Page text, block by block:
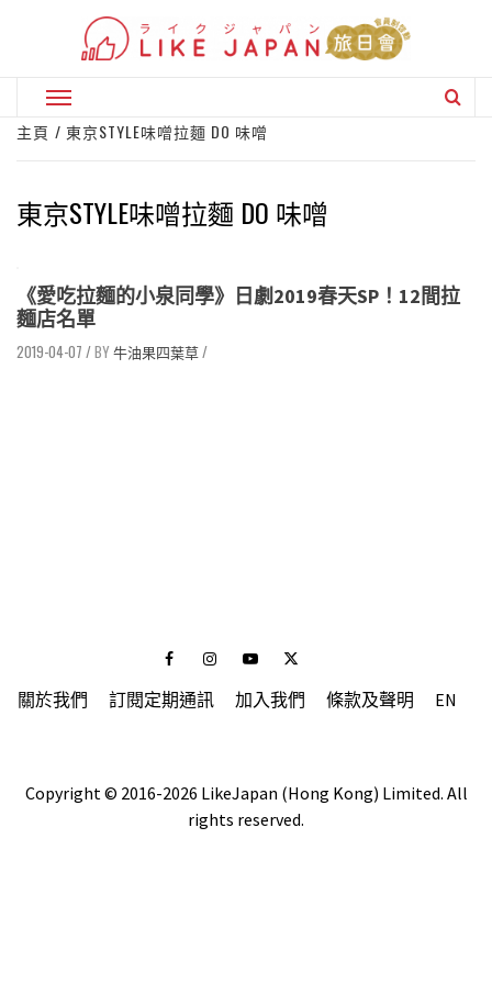
Primary
Menu
主頁 東京STYLE味噌拉麵 DO 味噌
東京STYLE味噌拉麵 DO 味噌
《愛吃拉麵的小泉同學》日劇2019春天SP！12間拉
麵店名單
2019-04-07 / 牛油果四葉草/
FacebookInstagramYoutubeTwitter
關於我們 訂閱定期通訊 加入我們 條款及聲明 EN
Copyright © 2016-2026 LikeJapan (Hong Kong) Limited. All
rights reserved.